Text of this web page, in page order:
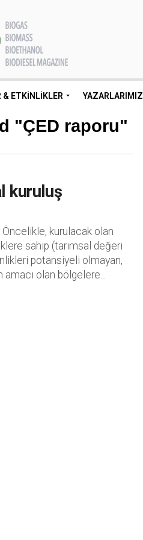
& ETKINLIKLER YAZARLARIMIZ
"ÇED raporu"
kuruluş
kurulacak olan
sahip (tarımsal değeri
potansiyeli olmayan,
amacı olan bölgelere...